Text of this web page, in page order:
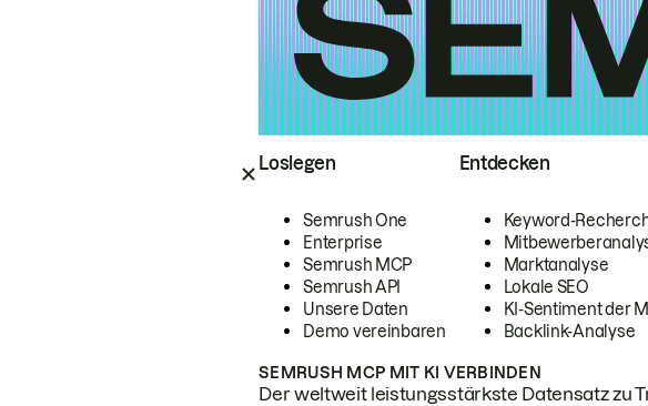
Loslegen
Semrush One
Enterprise
Semrush MCP
Semrush API
Unsere Daten
Demo vereinbaren
Entdecken
Keyword-
Marktanalyse
Lokale SEO
KI-Sentiment der
Backlink-Analyse
SEMRUSH MCP MIT KI VERBINDEN
Der weltweit leistungsstärkste Datensatz zu